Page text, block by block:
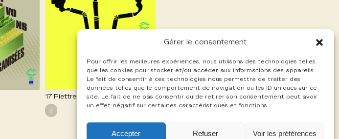
Gérer le consentement
Pour offrir les meilleures expériences, nous utilisons des technologies telles
que les cookies pour stocker et/ou accéder aux informations des appareils.
Le fait de consentir à ces technologies nous permettra de traiter des
données telles que le comportement de navigation ou les ID uniques sur ce
site. Le fait de ne pas consentir ou de retirer son consentement peut avoir
un effet négatif sur certaines caractéristiques et fonctions.
Accepter Refuser Voir les préférences
17 Piettre Guillaume
+